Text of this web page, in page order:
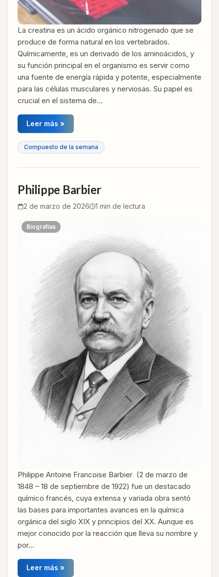
La creatina es un ácido orgánico nitrogenado que se
produce de forma natural en los vertebrados.
Químicamente, es un derivado de los aminoácidos, y
su función principal en el organismo es servir como
una fuente de energía rápida y potente, especialmente
para las células musculares y nerviosas. Su papel es
crucial en el sistema de…
Leer más »
Compuesto de la semana
Philippe Barbier
2 de marzo de 2026 1 min de lectura
Biografias
Philippe Antoine Francoise Barbier (2 de marzo de
1848 – 18 de septiembre de 1922) fue un destacado
químico francés, cuya extensa y variada obra sentó
las bases para importantes avances en la química
orgánica del siglo XIX y principios del XX. Aunque es
mejor conocido por la reacción que lleva su nombre y
por…
Leer más »